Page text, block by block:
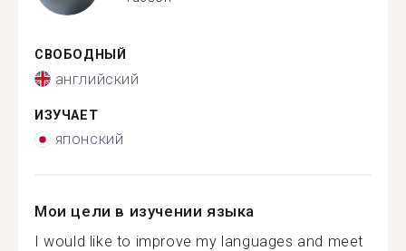
СВОБОДНЫЙ
английский
ИЗУЧАЕТ
японский
Мои цели в изучении языка
I would like to improve my languages and meet